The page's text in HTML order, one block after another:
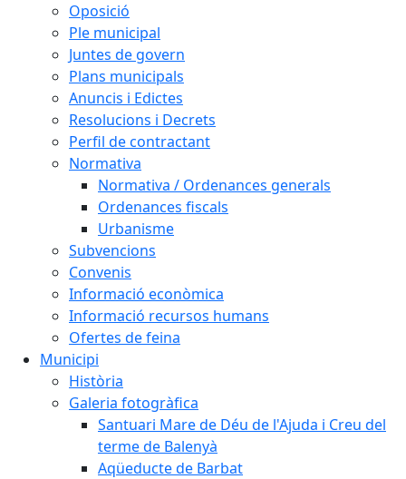
Oposició
Ple municipal
Juntes de govern
Plans municipals
Anuncis i Edictes
Resolucions i Decrets
Perfil de contractant
Normativa
Normativa / Ordenances generals
Ordenances fiscals
Urbanisme
Subvencions
Convenis
Informació econòmica
Informació recursos humans
Ofertes de feina
Municipi
Història
Galeria fotogràfica
Santuari Mare de Déu de l'Ajuda i Creu del
terme de Balenyà
Aqüeducte de Barbat